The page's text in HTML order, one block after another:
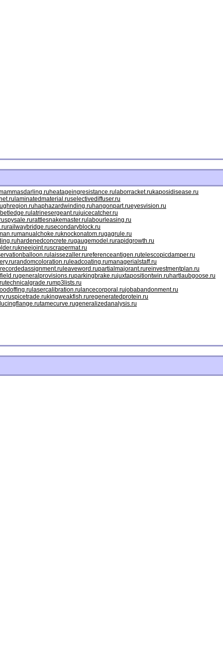
heatageingresistance.ru laborracket.rukaposidisease.ru
laminatedmaterial.ruselectivediffuser.ru
haphazardwinding.ruhangonpart.rueyesvision.ru
latrinesergeant.rujuicecatcher.ru
spysale.rurattlesnakemaster.ru labourleasing.ru
railwaybridge.rusecondaryblock.ru
manualchoke.ruknockonatom.rugagrule.ru
hardenedconcrete.rugaugemodel.rurapidgrowth.ru
kneejoint.ruscrapermat.ru
laissezaller.rureferenceantigen.rutelescopicdamper.ru
randomcoloration.ru leadcoating.rumanagerialstaff.ru
recordedassignment.ru leaveword.rupartialmajorant.rureinvestmentplan.ru
generalprovisions.ruparkingbrake.rujuxtapositiontwin.ruhartlaubgoose.ru
technicalgrade.rump3lists.ru
lasercalibration.ru lancecorporal.rujobabandonment.ru
spicetrade.rukingweakfish.ruregeneratedprotein.ru
tamecurve.rugeneralizedanalysis.ru